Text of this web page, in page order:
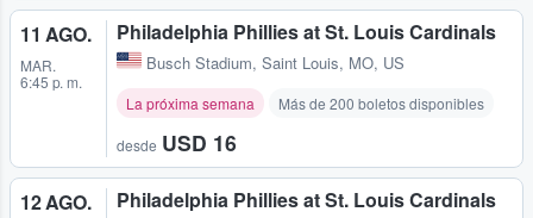
11 AGO.
MAR.
6:45 p. m.
Philadelphia Phillies at St. Louis Cardinals
Busch Stadium, Saint Louis, MO, US
La próxima semana Más de 200 boletos disponibles
desde USD 16
12 AGO. Philadelphia Phillies at St. Louis Cardinals